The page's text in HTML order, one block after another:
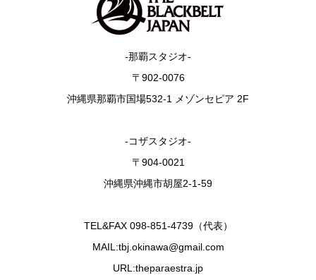
-那覇スタジオ-
〒902-0076
沖縄県那覇市国場532-1 メゾンセピア 2F
-コザスタジオ-
〒904-0021
沖縄県沖縄市胡屋2-1-59
TEL&FAX 098-851-4739（代表）
MAIL:tbj.okinawa@gmail.com
URL:theparaestra.jp